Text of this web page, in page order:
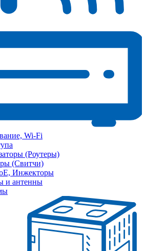
Wi-Fi
(Роутеры)
(Свитчи)
Инжекторы
и антенны